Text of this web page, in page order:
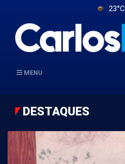
23°C
MENU
DESTAQUES